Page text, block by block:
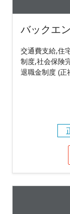
バックエ
交通費支給,住
制度,社会保険
退職金制度 (正